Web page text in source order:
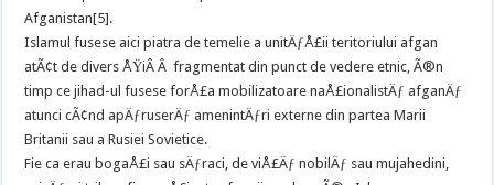
Afganistan[5].
Islamul fusese aici piatra de temelie a unitÄƒÅ£ii teritoriului afgan
atÃ¢t de divers ÅŸiÂ Â fragmentat din punct de vedere etnic, Ã®n
timp ce jihad-ul fusese forÅ£a mobilizatoare naÅ£ionalistÄƒ afganÄƒ
atunci cÃ¢nd apÄƒruserÄƒ amenintÄƒri externe din partea Marii
Britanii sau a Rusiei Sovietice.
Fie ca erau bogaÅ£i sau sÄƒraci, de viÅ£Äƒ nobilÄƒ sau mujahedini,